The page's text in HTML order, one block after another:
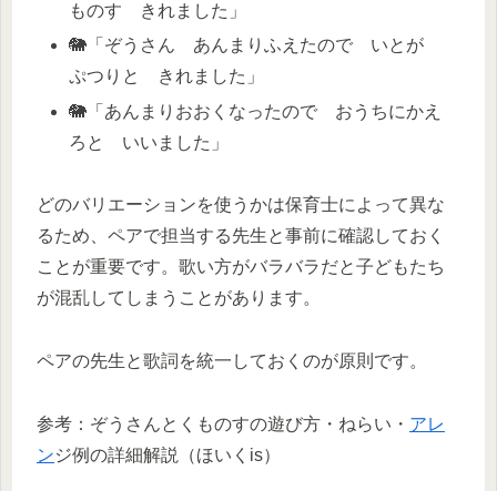
ものす きれました」
🐘「ぞうさん あんまりふえたので いとが
ぷつりと きれました」
🐘「あんまりおおくなったので おうちにかえ
ろと いいました」
どのバリエーションを使うかは保育士によって異な
るため、ペアで担当する先生と事前に確認しておく
ことが重要です。歌い方がバラバラだと子どもたち
が混乱してしまうことがあります。
ペアの先生と歌詞を統一しておくのが原則です。
参考：ぞうさんとくものすの遊び方・ねらい・ アレ
ンジ例の詳細解説（ほいくis）